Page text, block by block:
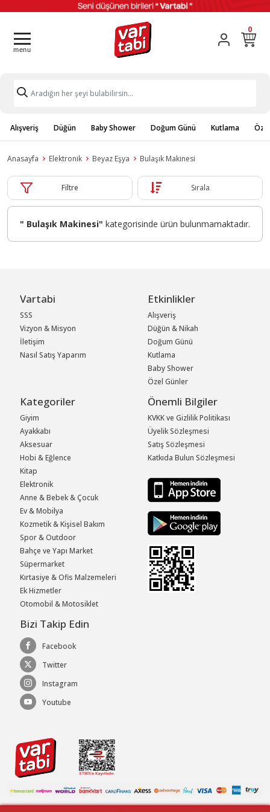
0
Alışveriş Düğün Baby Shower Doğum Günü Kutlama
Anasayfa Elektronik Beyaz Eşya Bulaşık Makinesi
Filtre Sırala
" Bulaşık Makinesi" kategorisinde ürün bulunmamaktadır.
Vartabi
SSS
Vizyon & Misyon
İletişim
Nasıl Satış Yaparım
Etkinlikler
Alışveriş
Düğün & Nikah
Doğum Günü
Kutlama
Baby Shower
Özel Günler
Kategoriler
Giyim
Ayakkabı
Aksesuar
Hobi & Eğlence
Kitap
Elektronik
Anne & Bebek & Çocuk
Ev & Mobilya
Kozmetik & Kişisel Bakım
Spor & Outdoor
Bahçe ve Yapı Market
Süpermarket
Kırtasiye & Ofis Malzemeleri
Ek Hizmetler
Otomobil & Motosiklet
Önemli Bilgiler
KVKK ve Gizlilik Politikası
Üyelik Sözleşmesi
Satış Sözleşmesi
Katkıda Bulun Sözleşmesi
Bizi Takip Edin
Facebook
Twitter
Instagram
Youtube